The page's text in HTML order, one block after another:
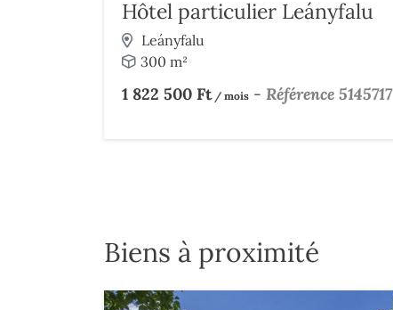
Hôtel particulier Leányfalu
Leányfalu
300 m²
1 822 500 Ft/ mois - Référence 5145717
Biens à proximité